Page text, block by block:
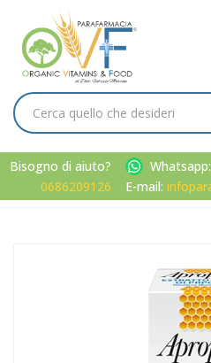
Bisogno di aiuto? Whatsapp:
0686209126
E-mail: